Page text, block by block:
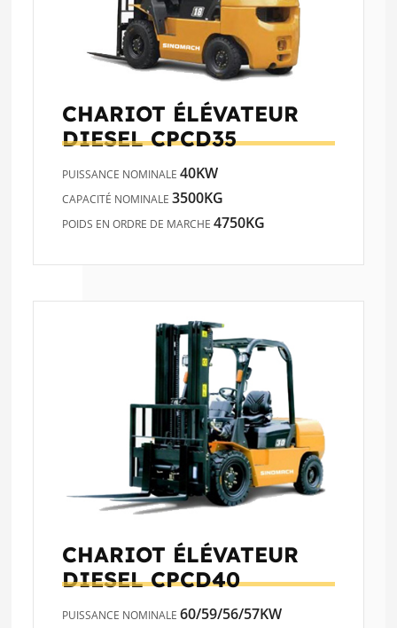
CHARIOT ÉLÉVATEUR
DIESELCPCD35
PUISSANCE NOMINALE40KW
CAPACITÉ NOMINALE3500KG
POIDS EN ORDRE DE MARCHE4750KG
CHARIOT ÉLÉVATEUR
DIESELCPCD40
PUISSANCE NOMINALE60/59/56/57KW